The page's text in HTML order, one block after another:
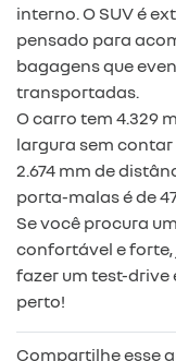
interno. O SUV é
pensado para
bagagens que
transportadas.
O carro tem 4.329
largura sem contar
2.674 mm de
porta-malas é de
Se você procura
confortável e forte,
fazer um test-drive
perto!
Compartilhe esse